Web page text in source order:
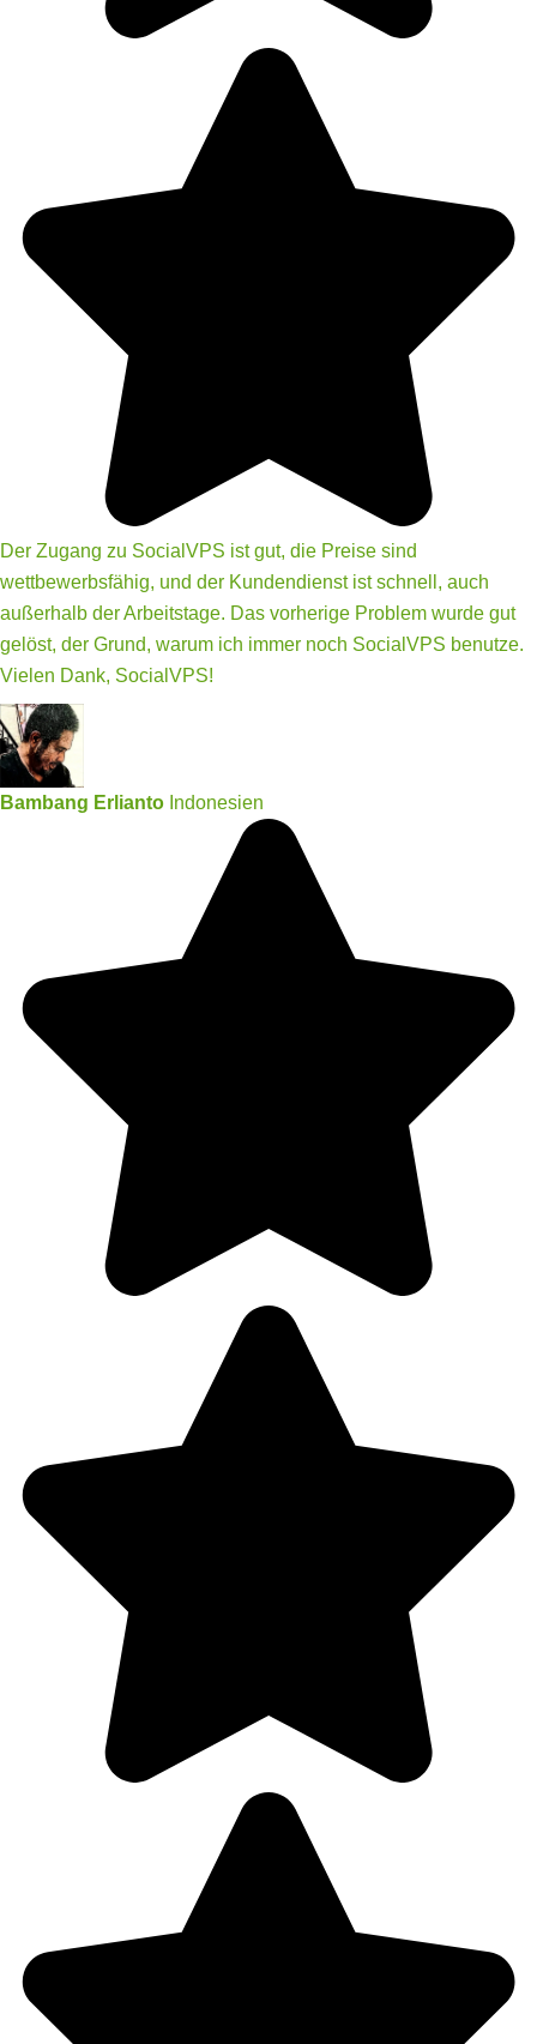
Der Zugang zu SocialVPS ist gut, die Preise sind
wettbewerbsfähig, und der Kundendienst ist schnell, auch
außerhalb der Arbeitstage. Das vorherige Problem wurde gut
gelöst, der Grund, warum ich immer noch SocialVPS benutze.
Vielen Dank, SocialVPS!
Bambang Erlianto Indonesien